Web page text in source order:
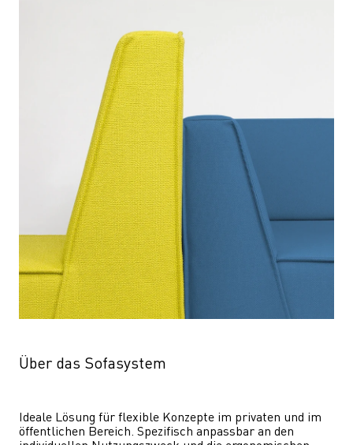
Über das Sofasystem
Ideale Lösung für flexible Konzepte im privaten und im
öffentlichen Bereich. Spezifisch anpassbar an den